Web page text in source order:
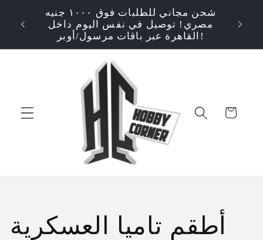
المحتوى
شحن مجاني للطلبات فوق ١٠٠٠ جنيه
مصري! توصيل في نفس اليوم داخل
القاهرة عبر باقات مرسول/أوبر!
التسوق
م
أطقم تاميا العسكرية